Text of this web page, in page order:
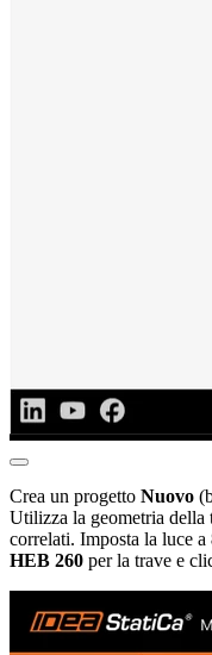
Crea un progetto Nuovo
Utilizza la geometria della
correlati. Imposta la luce a
HEB 260 per la trave e